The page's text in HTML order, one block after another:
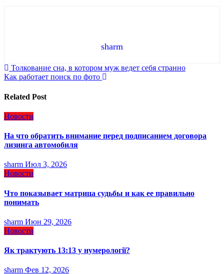
sharm
Навигация
по
записям
Толкование сна, в котором муж ведет себя странно
Как работает поиск по фото
Related Post
Новости
На что обратить внимание перед подписанием договора
лизинга автомобиля
sharm Июл 3, 2026
Новости
Что показывает матрица судьбы и как ее правильно
понимать
sharm Июн 29, 2026
Новости
Як трактують 13:13 у нумерології?
sharm Фев 12, 2026